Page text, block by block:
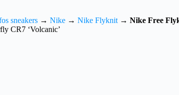
sneakers → Nike → Nike Flyknit → Nike Free
CR7 ‘Volcanic’